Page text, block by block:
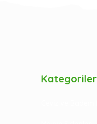
Kategoriler